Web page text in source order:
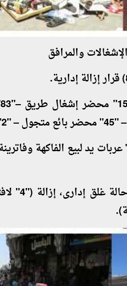
والمرافق
صحية).